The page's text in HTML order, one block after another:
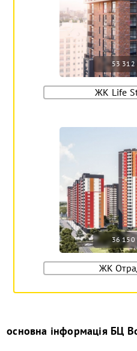
53 312
ЖК Life
36 150
ЖК
основна інформаціяБЦ